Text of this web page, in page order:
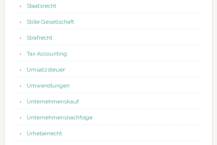
Staatsrecht
Stille Gesellschaft
Strafrecht
Tax Accounting
Umsatzsteuer
Umwandlungen
Unternehmenskauf
Unternehmensnachfolge
Urheberrecht